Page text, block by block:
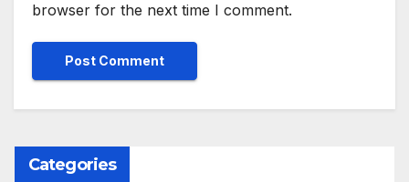
browser for the next time I comment.
Categories